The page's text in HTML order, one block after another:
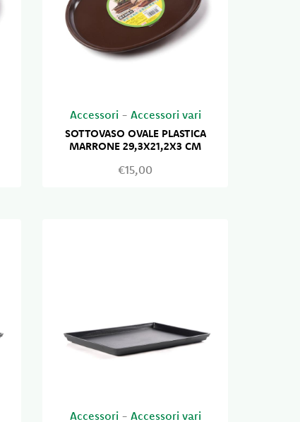
Accessori- Accessori vari
SOTTOVASO OVALE PLASTICA
MARRONE 29,3X21,2X3 CM
€15,00
Accessori- Accessori vari